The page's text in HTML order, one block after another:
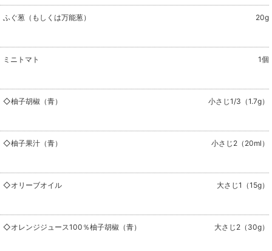
ふぐ葱（もしくは万能葱） 20g
ミニトマト 1個
◇柚子胡椒（青） 小さじ1/3（1.7g）
◇柚子果汁（青） 小さじ2（20ml）
◇オリーブオイル 大さじ1（15g）
◇オレンジジュース100％柚子胡椒（青） 大さじ2（30g）